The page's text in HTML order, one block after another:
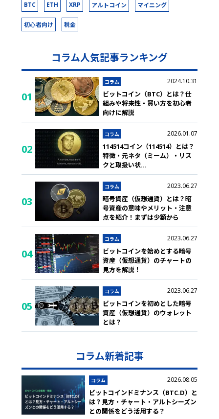
BTC ETH XRP アルトコイン マイニング
初心者向け 税金
コラム人気記事ランキング
01
コラム 2024.10.31
ビットコイン（BTC）とは？仕
組みや将来性・買い方を初心者
向けに解説
02
コラム 2026.01.07
114514コイン（114514）とは？
特徴・元ネタ（ミーム）・リス
クと取扱い状...
03
コラム 2023.06.27
暗号資産（仮想通貨）とは？暗
号資産の意味やメリット・注意
点を紹介！まずは少額から
04
コラム 2023.06.27
ビットコインを始めとする暗号
資産（仮想通貨）のチャートの
見方を解説！
05
コラム 2023.06.27
ビットコインを初めとした暗号
資産（仮想通貨）のウォレット
とは？
コラム新着記事
コラム 2026.08.05
ビットコインドミナンス（BTC.D）と
は？見方・チャート・アルトシーズン
との関係をどう活用する？